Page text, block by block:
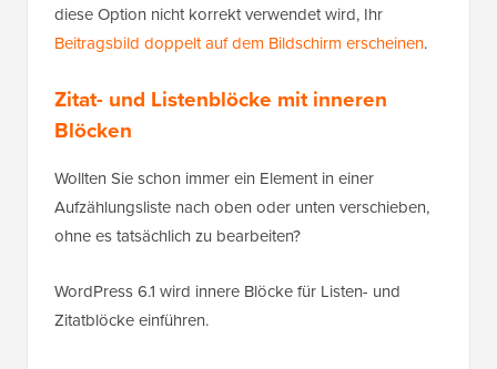
diese Option nicht korrekt verwendet wird, Ihr
Beitragsbild doppelt auf dem Bildschirm erscheinen.
Zitat- und Listenblöcke mit inneren
Blöcken
Wollten Sie schon immer ein Element in einer
Aufzählungsliste nach oben oder unten verschieben,
ohne es tatsächlich zu bearbeiten?
WordPress 6.1 wird innere Blöcke für Listen- und
Zitatblöcke einführen.